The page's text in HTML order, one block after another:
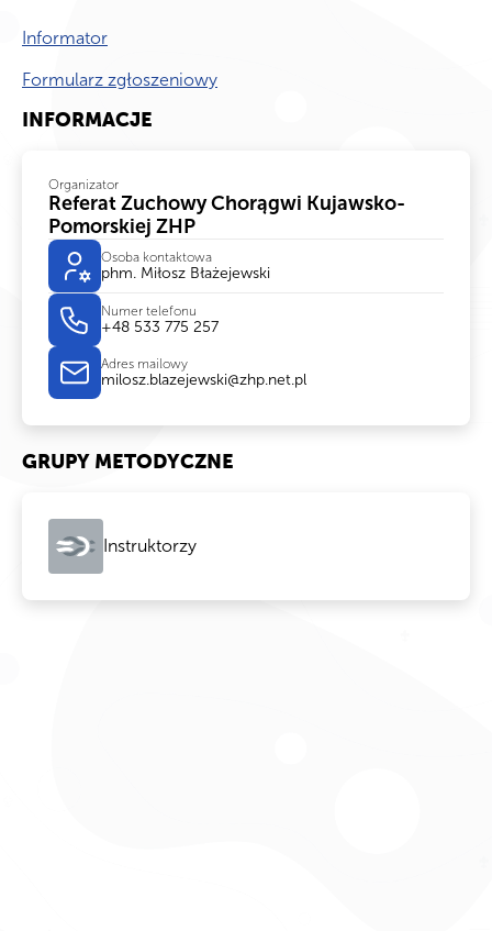
Informator
Formularz zgłoszeniowy
INFORMACJE
Organizator
Referat Zuchowy Chorągwi Kujawsko-
Pomorskiej ZHP
Osoba kontaktowa
phm. Miłosz Błażejewski
Numer telefonu
+48 533 775 257
Adres mailowy
milosz.blazejewski@zhp.net.pl
GRUPY METODYCZNE
Instruktorzy